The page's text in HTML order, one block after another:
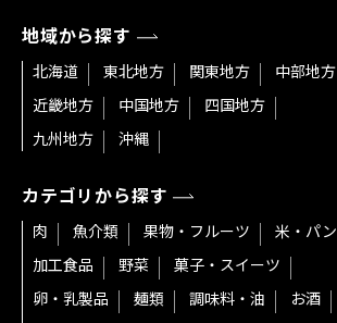
地域から探す
北海道 東北地方 関東地方
中部地方
近畿地方
中国地方
四国地方
九州地方
沖縄
カテゴリから探す
肉 魚介類 果物・フルーツ
米・パン
加工食品
野菜
菓子・スイーツ
卵・乳製品
麺類 調味料・油
お酒